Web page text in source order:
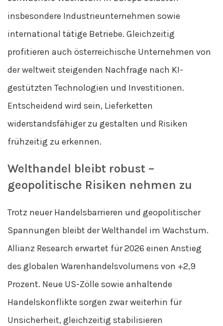
insbesondere Industrieunternehmen sowie
international tätige Betriebe. Gleichzeitig
profitieren auch österreichische Unternehmen von
der weltweit steigenden Nachfrage nach KI-
gestützten Technologien und Investitionen.
Entscheidend wird sein, Lieferketten
widerstandsfähiger zu gestalten und Risiken
frühzeitig zu erkennen.
Welthandel bleibt robust –
geopolitische Risiken nehmen zu
Trotz neuer Handelsbarrieren und geopolitischer
Spannungen bleibt der Welthandel im Wachstum.
Allianz Research erwartet für 2026 einen Anstieg
des globalen Warenhandelsvolumens von +2,9
Prozent. Neue US-Zölle sowie anhaltende
Handelskonflikte sorgen zwar weiterhin für
Unsicherheit, gleichzeitig stabilisieren